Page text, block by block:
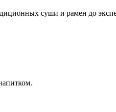
суши и рамен до